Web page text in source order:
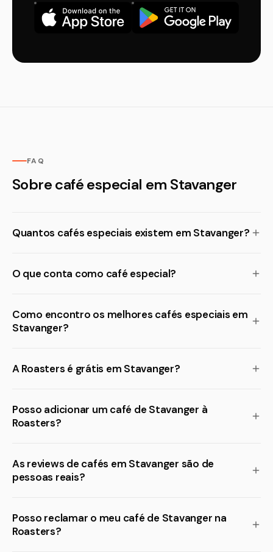
FAQ
Sobre café especial em Stavanger
Quantos cafés especiais existem em Stavanger?
O que conta como café especial?
Como encontro os melhores cafés especiais em
Stavanger?
A Roasters é grátis em Stavanger?
Posso adicionar um café de Stavanger à
Roasters?
As reviews de cafés em Stavanger são de
pessoas reais?
Posso reclamar o meu café de Stavanger na
Roasters?